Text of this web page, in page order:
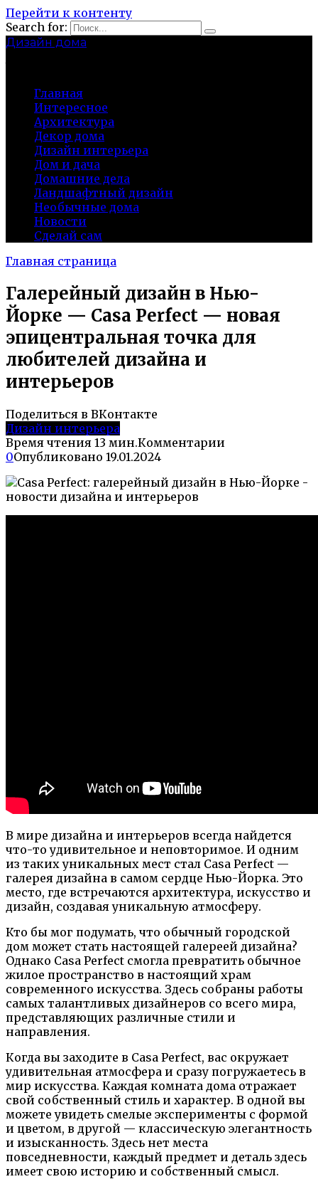
Перейти к контенту
Search for:
Дизайн дома
Главная
Интересное
Архитектура
Декор дома
Дизайн интерьера
Дом и дача
Домашние дела
Ландшафтный дизайн
Необычные дома
Новости
Сделай сам
Главная страница
Галерейный дизайн в Нью-
Йорке — Casa Perfect — новая
эпицентральная точка для
любителей дизайна и
интерьеров
Поделиться в ВКонтакте
Дизайн интерьера
Время чтения 13 мин.Комментарии
0Опубликовано 19.01.2024
В мире дизайна и интерьеров всегда найдется
что-то удивительное и неповторимое. И одним
из таких уникальных мест стал Casa Perfect —
галерея дизайна в самом сердце Нью-Йорка. Это
место, где встречаются архитектура, искусство и
дизайн, создавая уникальную атмосферу.
Кто бы мог подумать, что обычный городской
дом может стать настоящей галереей дизайна?
Однако Casa Perfect смогла превратить обычное
жилое пространство в настоящий храм
современного искусства. Здесь собраны работы
самых талантливых дизайнеров со всего мира,
представляющих различные стили и
направления.
Когда вы заходите в Casa Perfect, вас окружает
удивительная атмосфера и сразу погружаетесь в
мир искусства. Каждая комната дома отражает
свой собственный стиль и характер. В одной вы
можете увидеть смелые эксперименты с формой
и цветом, в другой — классическую элегантность
и изысканность. Здесь нет места
повседневности, каждый предмет и деталь здесь
имеет свою историю и собственный смысл.